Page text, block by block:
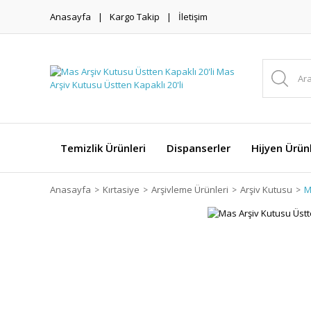
Anasayfa Kargo Takip İletişim
Temizlik Ürünleri Dispanserler Hijyen
Anasayfa Kırtasiye Arşivleme Ürünleri Arşiv Kutusu